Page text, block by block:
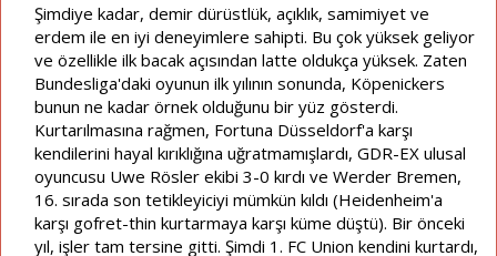
Şimdiye kadar, demir dürüstlük, açıklık, samimiyet ve
erdem ile en iyi deneyimlere sahipti. Bu çok yüksek geliyor
ve özellikle ilk bacak açısından latte oldukça yüksek. Zaten
Bundesliga'daki oyunun ilk yılının sonunda, Köpenickers
bunun ne kadar örnek olduğunu bir yüz gösterdi.
Kurtarılmasına rağmen, Fortuna Düsseldorf'a karşı
kendilerini hayal kırıklığına uğratmamışlardı, GDR-EX ulusal
oyuncusu Uwe Rösler ekibi 3-0 kırdı ve Werder Bremen,
16. sırada son tetikleyiciyi mümkün kıldı (Heidenheim'a
karşı gofret-thin kurtarmaya karşı küme düştü). Bir önceki
yıl, işler tam tersine gitti. Şimdi 1. FC Union kendini kurtardı,